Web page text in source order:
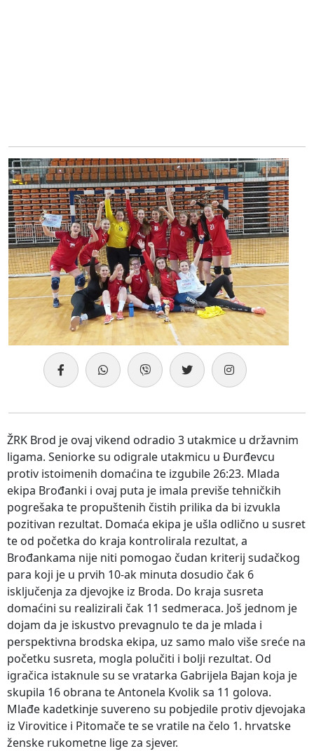
ŽRK Brod je ovaj vikend odradio 3 utakmice u državnim
ligama. Seniorke su odigrale utakmicu u Đurđevcu
protiv istoimenih domaćina te izgubile 26:23. Mlada
ekipa Brođanki i ovaj puta je imala previše tehničkih
pogrešaka te propuštenih čistih prilika da bi izvukla
pozitivan rezultat. Domaća ekipa je ušla odlično u susret
te od početka do kraja kontrolirala rezultat, a
Brođankama nije niti pomogao čudan kriterij sudačkog
para koji je u prvih 10-ak minuta dosudio čak 6
isključenja za djevojke iz Broda. Do kraja susreta
domaćini su realizirali čak 11 sedmeraca. Još jednom je
dojam da je iskustvo prevagnulo te da je mlada i
perspektivna brodska ekipa, uz samo malo više sreće na
početku susreta, mogla polučiti i bolji rezultat. Od
igračica istaknule su se vratarka Gabrijela Bajan koja je
skupila 16 obrana te Antonela Kvolik sa 11 golova.
Mlađe kadetkinje suvereno su pobjedile protiv djevojaka
iz Virovitice i Pitomače te se vratile na čelo 1. hrvatske
ženske rukometne lige za sjever.